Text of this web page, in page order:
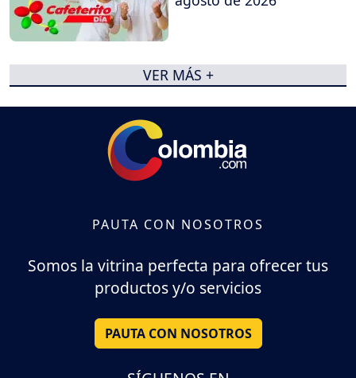
VER MÁS +
PAUTA CON NOSOTROS
Somos la vitrina perfecta para ofrecer tus
productos y/o servicios
PAUTA CON NOSOTROS